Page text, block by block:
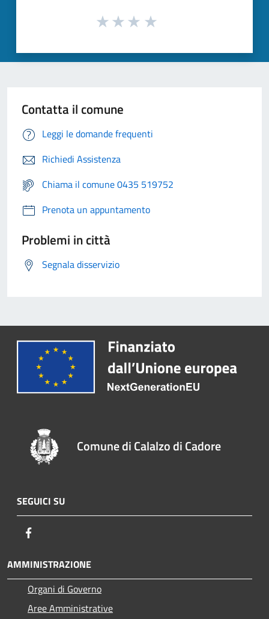
Contatta il comune
Leggi le domande frequenti
Richiedi Assistenza
Chiama il comune 0435 519752
Prenota un appuntamento
Problemi in città
Segnala disservizio
Comune di Calalzo di Cadore
SEGUICI SU
AMMINISTRAZIONE
Organi di Governo
Aree Amministrative